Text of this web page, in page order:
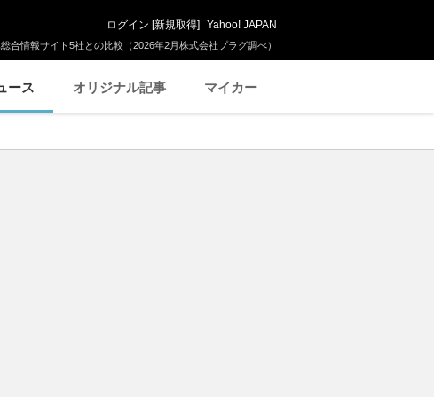
合情報サイト5社との比較（2026年2月株式会社プラグ調べ）
ログイン [新規取得] Yahoo! JAPAN
ース オリジナル記事 マイカー